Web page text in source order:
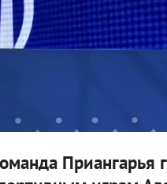
Приангарья